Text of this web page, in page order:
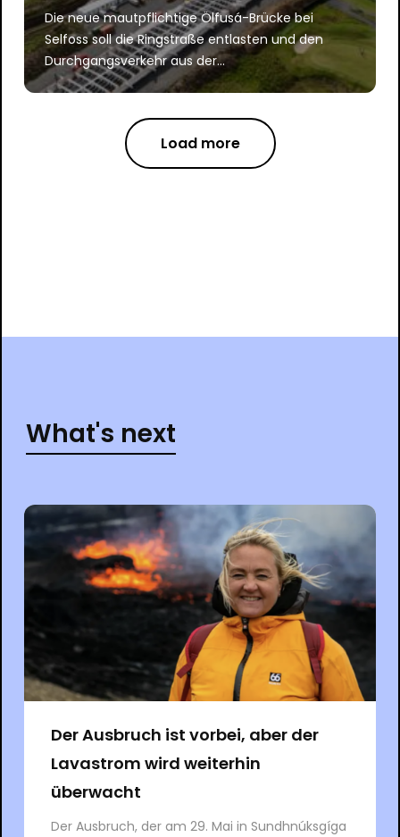
Die neue mautpflichtige Ölfusá-Brücke bei
Selfoss soll die Ringstraße entlasten und den
Durchgangsverkehr aus der...
Load more
What's next
Der Ausbruch ist vorbei, aber der
Lavastrom wird weiterhin
überwacht
Der Ausbruch, der am 29. Mai in Sundhnúksgíga